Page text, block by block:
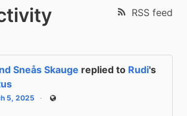
RSS feed
Sneås Skauge replied to Rudi's
5, 2025 Public